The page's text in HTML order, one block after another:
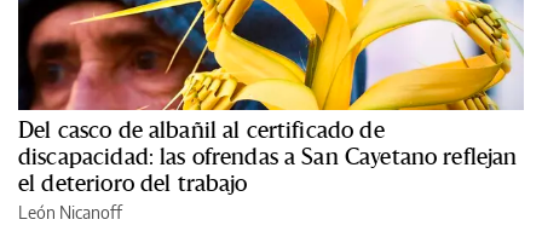
Del casco de albañil al certificado de
discapacidad: las ofrendas a San Cayetano reflejan
el deterioro del trabajo
León Nicanoff